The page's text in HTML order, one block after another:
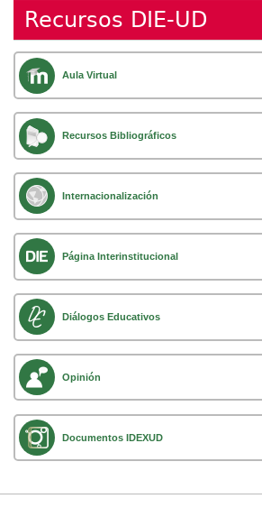
Recursos DIE-UD
Aula Virtual
Recursos Bibliográficos
Internacionalización
Página Interinstitucional
Diálogos Educativos
Opinión
Documentos IDEXUD